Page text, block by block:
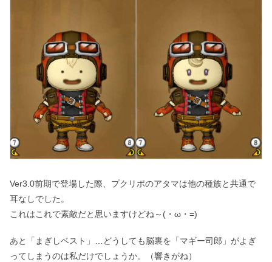
Ver3.0前期で登場した際、プクリポのアタマは他の種族と共通で
耳なしでした。
これはこれで素敵だと思いますけどね～(・ω・=)
あと「まぎしベスト」…どうしても脳裏を「マギー司郎」がよぎ
ってしまうのは私だけでしょうか。（響きがね）